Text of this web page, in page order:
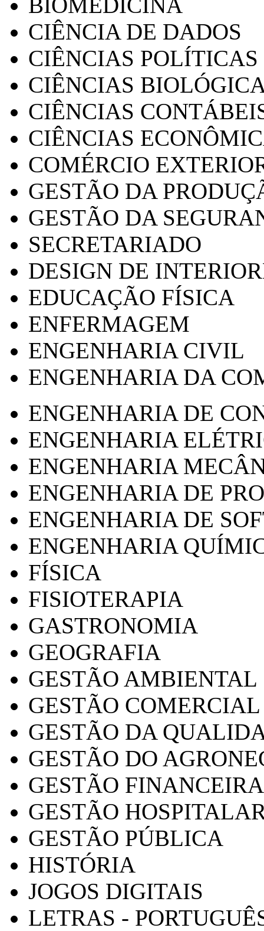
CIÊNCIA DE DADOS
CIÊNCIAS POLÍTICAS
CIÊNCIAS
CIÊNCIAS
CIÊNCIAS
COMÉRCIO
GESTÃO DA
GESTÃO DA
SECRETARIADO
DESIGN DE
EDUCAÇÃO FÍSICA
ENFERMAGEM
ENGENHARIA CIVIL
ENGENHARIA DA
ENGENHARIA DE
ENGENHARIA
ENGENHARIA
ENGENHARIA DE
ENGENHARIA DE
ENGENHARIA
FÍSICA
FISIOTERAPIA
GASTRONOMIA
GEOGRAFIA
GESTÃO AMBIENTAL
GESTÃO COMERCIAL
GESTÃO DA
GESTÃO DO
GESTÃO FINANCEIRA
GESTÃO
GESTÃO PÚBLICA
HISTÓRIA
JOGOS DIGITAIS
LETRAS -